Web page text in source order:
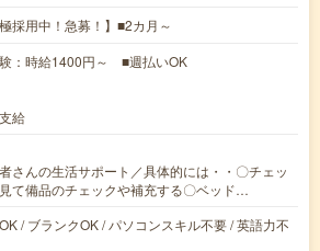
採用中！急募！】■2カ月～
：時給1400円～ ■週払いOK
給
さんの生活サポート／具体的には・・〇チェッ
て備品のチェックや補充する〇ベッド…
/ ブランクOK / パソコンスキル不要 / 英語力不